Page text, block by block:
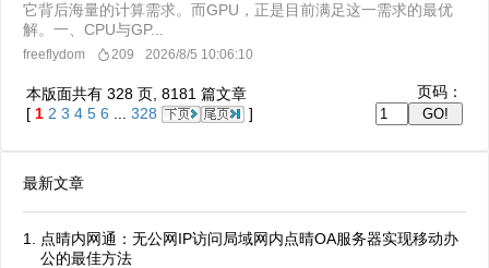
它背后海量的计算需求。而GPU，正是目前满足这一需求的最优
解。一、CPU与GP...
freeflydom 209 2026/8/5 10:06:10
本版面共有 328 页, 8181 篇文章
[ 1 2 3 4 5 6 328 ]
页码：
最新文章
点晴内网通：无公网IP访问局域网内点晴OA服务器实现移动办
公的最佳方法